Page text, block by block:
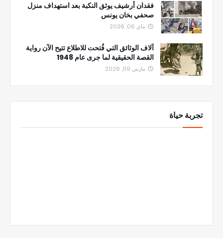
فقدان أرشيف يوثق النكبة بعد استهداف منزل
صحفي بخان يونس
ماي 06, 2026
آلاف الوثائق التي فُتحت للاطلاع تتيح الآن رواية
القصة الحقيقية لما جرى عام 1948
مارس 09, 2026
تجربة حياة